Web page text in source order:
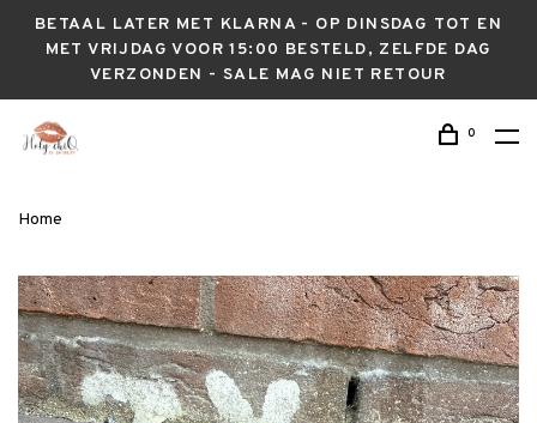
BETAAL LATER MET KLARNA - OP DINSDAG TOT EN
MET VRIJDAG VOOR 15:00 BESTELD, ZELFDE DAG
VERZONDEN - SALE MAG NIET RETOUR
0
Home